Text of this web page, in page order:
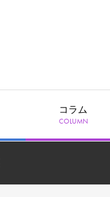
コラム
COLUMN